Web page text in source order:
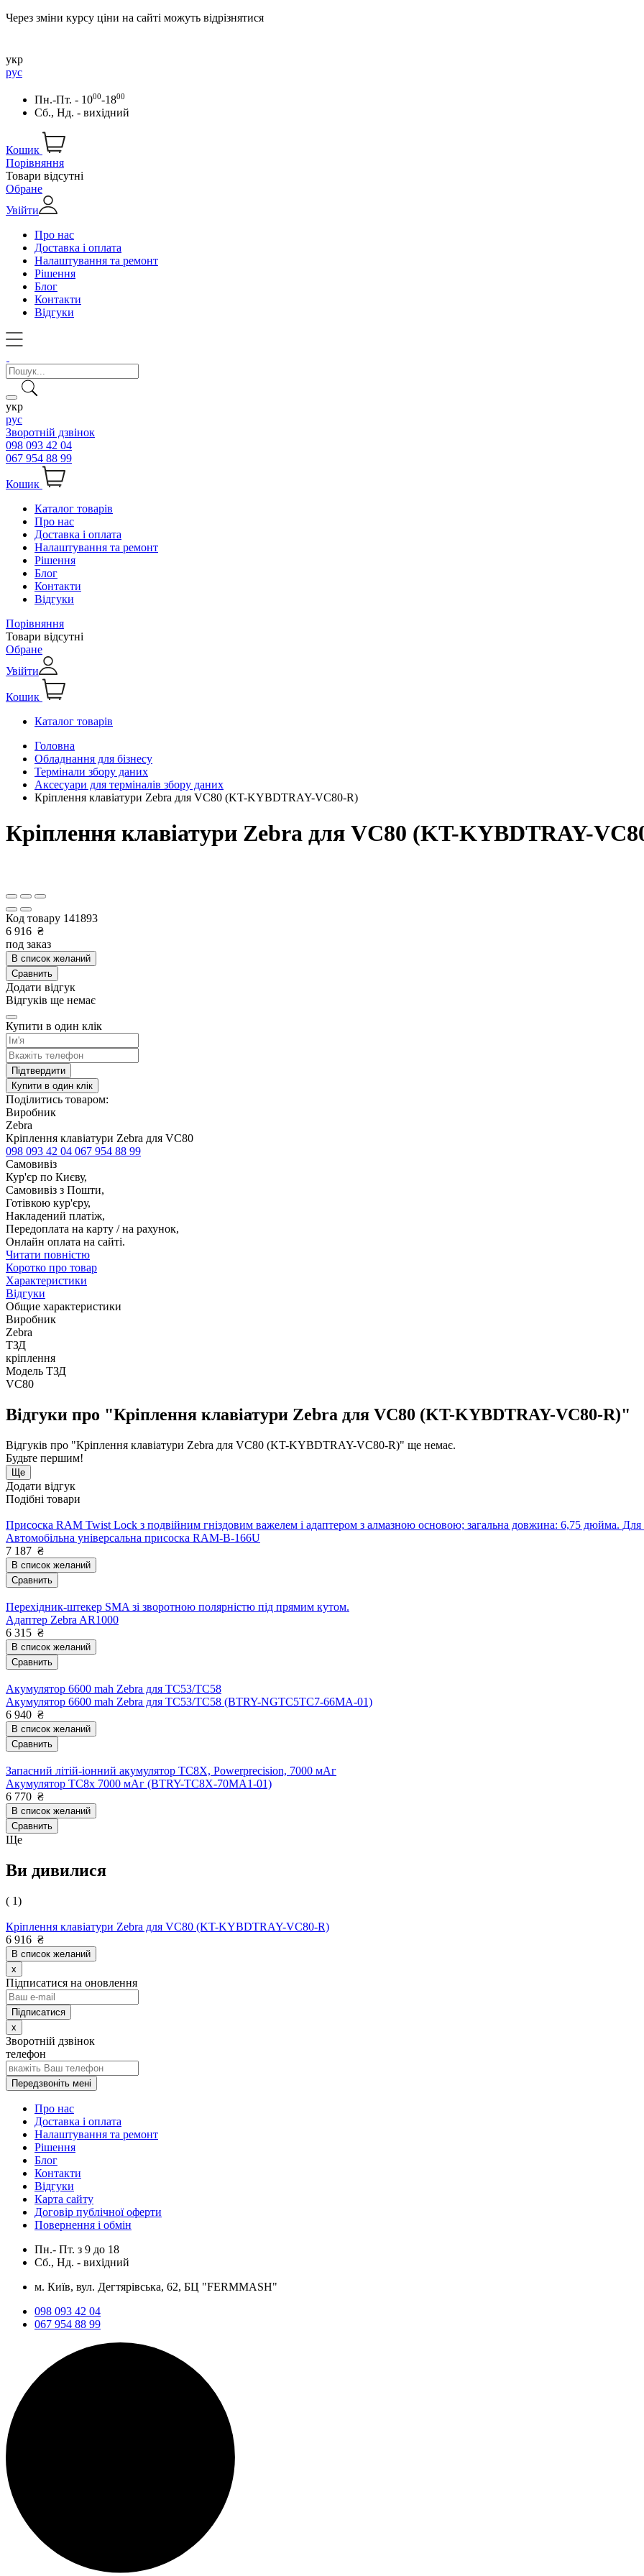
Через зміни курсу ціни на сайті можуть відрізнятися
укр
рус
Пн.-Пт. - 1000-1800
Сб., Нд. - вихідний
Кошик
Порівняння
Товари відсутні
Обране
Увійти
Про нас
Доставка і оплата
Налаштування та ремонт
Рішення
Блог
Контакти
Відгуки
укр
рус
Зворотній дзвінок
098 093 42 04
067 954 88 99
Кошик
Каталог товарів
Про нас
Доставка і оплата
Налаштування та ремонт
Рішення
Блог
Контакти
Відгуки
Порівняння
Товари відсутні
Обране
Увійти
Кошик
Каталог товарів
Головна
Обладнання для бізнесу
Термінали збору даних
Аксесуари для терміналів збору даних
Кріплення клавіатури Zebra для VC80 (KT-KYBDTRAY-VC80-R)
Кріплення клавіатури Zebra для VC80 (KT-KYBDTRAY-
Код товару 141893
6 916 ₴
под заказ
В список желаний
Сравнить
Додати відгук
Відгуків ще немає
Купити в один клік
Підтвердити
Купити в один клік
Поділитись товаром:
Виробник
Zebra
Кріплення клавіатури Zebra для VC80
098 093 42 04 067 954 88 99
Самовивіз
Кур'єр по Києву,
Самовивіз з Пошти,
Готівкою кур'єру,
Накладений платіж,
Передоплата на карту / на рахунок,
Онлайн оплата на сайті.
Читати повністю
Коротко про товар
Характеристики
Відгуки
Общие характеристики
Виробник
Zebra
ТЗД
кріплення
Модель ТЗД
VC80
Відгуки про "Кріплення клавіатури Zebra для VC80 (KT-KYBDTRAY-VC80-R)"
Відгуків про "Кріплення клавіатури Zebra для VC80 (KT-KYBDTRAY-VC80-R)" ще немає.
Будьте першим!
Ще
Додати відгук
Подібні товари
Присоска RAM Twist Lock з подвійним гніздовим важелем і адаптером з алмазною основою; загальна довжина: 6,75 дюйма. Для
Автомобільна універсальна присоска RAM-B-166U
7 187 ₴
В список желаний
Сравнить
Перехідник-штекер SMA зі зворотною полярністю під прямим кутом.
Адаптер Zebra AR1000
6 315 ₴
В список желаний
Сравнить
Акумулятор 6600 mah Zebra для TC53/TC58
Акумулятор 6600 mah Zebra для TC53/TC58 (BTRY-NGTC5TC7-66MA-01)
6 940 ₴
В список желаний
Сравнить
Запасний літій-іонний акумулятор TC8X, Powerprecision, 7000 мАг
Акумулятор TC8x 7000 мАг (BTRY-TC8X-70MA1-01)
6 770 ₴
В список желаний
Сравнить
Ще
Ви дивилися
( 1)
Кріплення клавіатури Zebra для VC80 (KT-KYBDTRAY-VC80-R)
6 916 ₴
В список желаний
x
Підписатися на оновлення
x
Зворотній дзвінок
телефон
Передзвоніть мені
Про нас
Доставка і оплата
Налаштування та ремонт
Рішення
Блог
Контакти
Відгуки
Карта сайту
Договір публічної оферти
Повернення і обмін
Пн.- Пт. з 9 до 18
Сб., Нд. - вихідний
м. Київ, вул. Дегтярівська, 62, БЦ "FERMMASH"
098 093 42 04
067 954 88 99